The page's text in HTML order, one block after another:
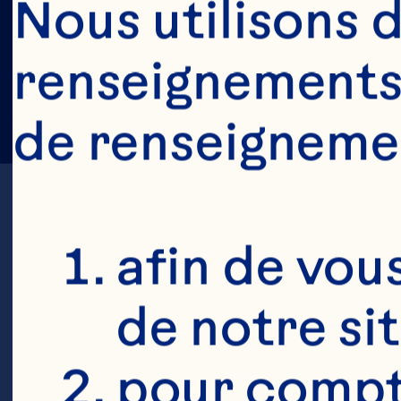
Nous utilisons
de
afin de
de notre
pour